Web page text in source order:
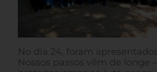
No dia 24, foram
Nossos passos vêm de longe